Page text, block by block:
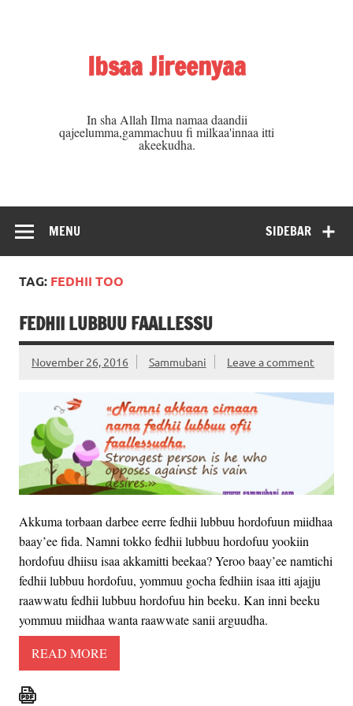
Ibsaa Jireenyaa
In sha Allah Ilma namaa daandii
qajeelumma,gammachuu fi milkaa'innaa itti
akeekudha.
SIDEBAR
MENU
TAG: FEDHII TOO
FEDHII LUBBUU FAALLESSU
November 26, 2016 Sammubani Leave a comment
Akkuma torbaan darbee eerre fedhii lubbuu hordofuun miidhaa
baay’ee fida. Namni tokko fedhii lubbuu hordofuu yookiin
hordofuu dhiisu isaa akkamitti beekaa? Yeroo baay’ee namtichi
fedhii lubbuu hordofuu, yommuu gocha fedhiin isaa itti ajajju
raawwatu fedhii lubbuu hordofuu hin beeku. Kan inni beeku
yommuu miidhaa wanta raawwate sanii arguudha.
READ MORE